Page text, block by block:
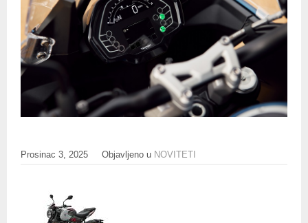
Prosinac 3, 2025 Objavljeno u NOVITETI